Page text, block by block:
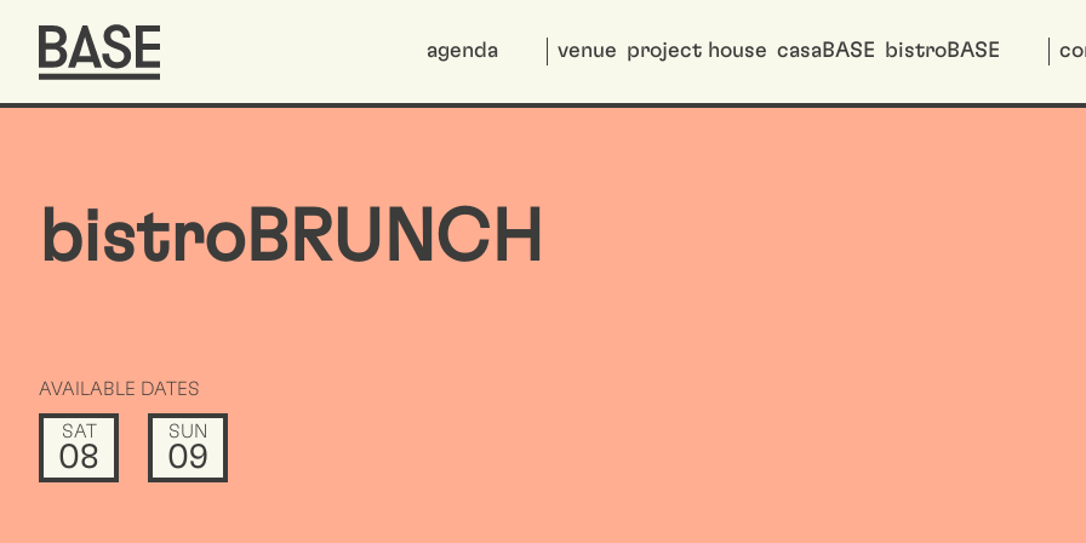
agenda venue project house casaBASE bistroBASE
bistroBRUNCH
AVAILABLE DATES
SAT
08
SUN
09